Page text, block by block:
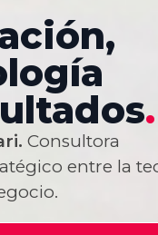
.
Consultora
entre la